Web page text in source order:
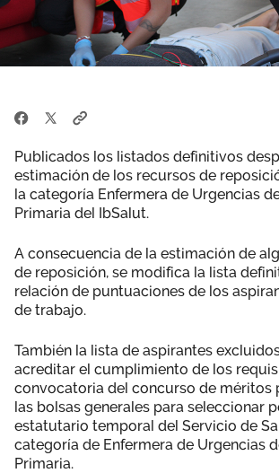
Publicados los listados definitivos
estimación de los recursos de
la categoría Enfermera de Urgencias
Primaria del IbSalut.
A consecuencia de la estimación de
de reposición, se modifica la lista
relación de puntuaciones de los
de trabajo.
También la lista de aspirantes
acreditar el cumplimiento de los
convocatoria del concurso de méritos
las bolsas generales para seleccionar
estatutario temporal del Servicio de
categoría de Enfermera de Urgencias
Primaria.